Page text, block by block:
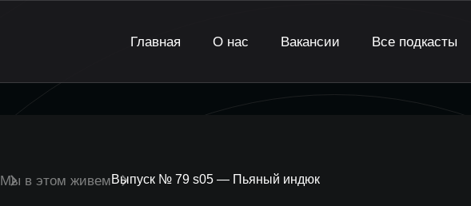
Главная О нас Вакансии Все подкасты
Мы в этом живемВыпуск № 79 s05 — Пьяный индюк